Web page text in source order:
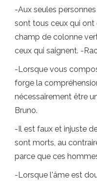
-Aux seules
sont tous ceux qui
champ de colonne
ceux qui saignent. -
-Lorsque vous
forge la
nécessairement être
Bruno.
-Il est faux et injuste
sont morts, au
parce que ces
-Lorsque l'âme est